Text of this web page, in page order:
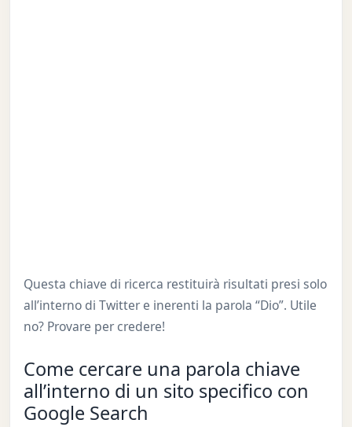
Questa chiave di ricerca restituirà risultati presi solo
all’interno di Twitter e inerenti la parola “Dio”. Utile
no? Provare per credere!
Come cercare una parola chiave
all’interno di un sito specifico con
Google Search